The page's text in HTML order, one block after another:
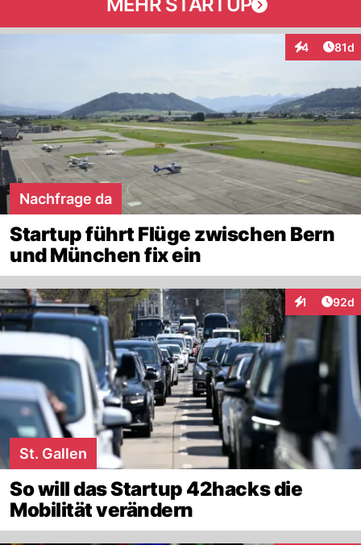
4
Interaktionen
81d
Nachfrage da
Startup führt Flüge zwischen Bern
und München fix ein
1
Interaktionen
92d
St. Gallen
So will das Startup 42hacks die
Mobilität verändern